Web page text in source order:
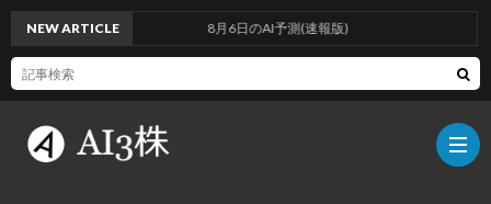
NEW ARTICLE 8月6日のAI予測(速報版)